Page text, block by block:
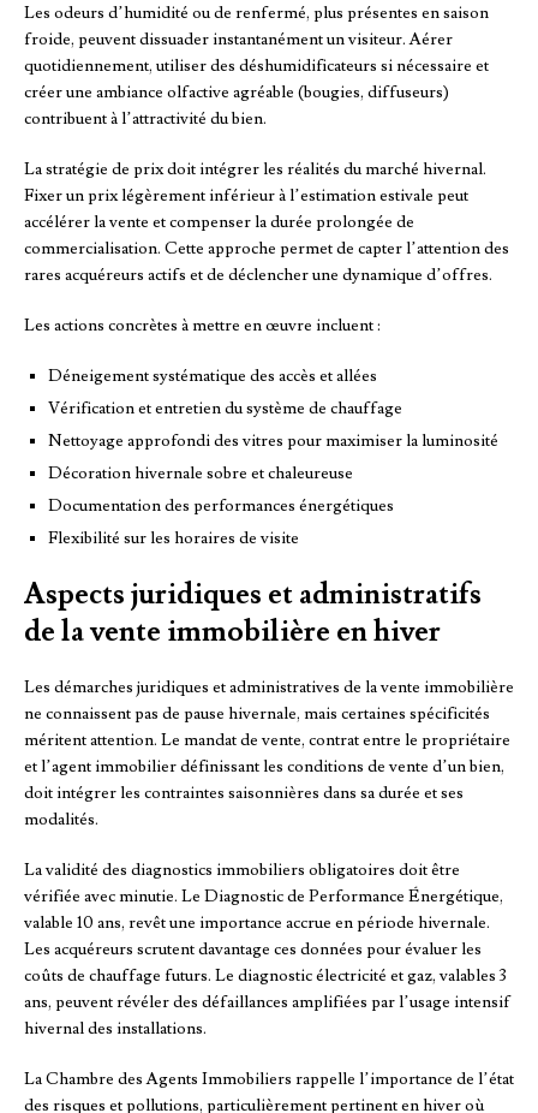
Les odeurs d’humidité ou de renfermé, plus présentes en saison
froide, peuvent dissuader instantanément un visiteur. Aérer
quotidiennement, utiliser des déshumidificateurs si nécessaire et
créer une ambiance olfactive agréable (bougies, diffuseurs)
contribuent à l’attractivité du bien.
La stratégie de prix doit intégrer les réalités du marché hivernal.
Fixer un prix légèrement inférieur à l’estimation estivale peut
accélérer la vente et compenser la durée prolongée de
commercialisation. Cette approche permet de capter l’attention des
rares acquéreurs actifs et de déclencher une dynamique d’offres.
Les actions concrètes à mettre en œuvre incluent :
Déneigement systématique des accès et allées
Vérification et entretien du système de chauffage
Nettoyage approfondi des vitres pour maximiser la luminosité
Décoration hivernale sobre et chaleureuse
Documentation des performances énergétiques
Flexibilité sur les horaires de visite
Aspects juridiques et administratifs
de la vente immobilière en hiver
Les démarches juridiques et administratives de la vente immobilière
ne connaissent pas de pause hivernale, mais certaines spécificités
méritent attention. Le mandat de vente, contrat entre le propriétaire
et l’agent immobilier définissant les conditions de vente d’un bien,
doit intégrer les contraintes saisonnières dans sa durée et ses
modalités.
La validité des diagnostics immobiliers obligatoires doit être
vérifiée avec minutie. Le Diagnostic de Performance Énergétique,
valable 10 ans, revêt une importance accrue en période hivernale.
Les acquéreurs scrutent davantage ces données pour évaluer les
coûts de chauffage futurs. Le diagnostic électricité et gaz, valables 3
ans, peuvent révéler des défaillances amplifiées par l’usage intensif
hivernal des installations.
La Chambre des Agents Immobiliers rappelle l’importance de l’état
des risques et pollutions, particulièrement pertinent en hiver où